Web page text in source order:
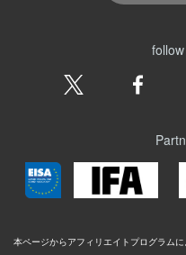
本ページからアフィリエイトプログラム